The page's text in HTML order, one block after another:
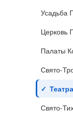
Усадьба
Церковь
Палаты
Свято-
Свято-